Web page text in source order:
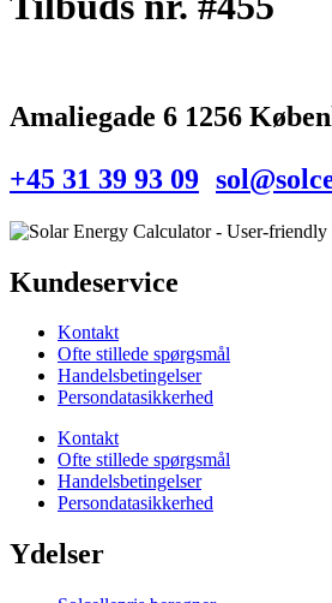
Amaliegade 6 1256
+45 31 39 93 09
Kundeservice
Kontakt
Ofte stillede spørgsmål
Handelsbetingelser
Persondatasikkerhed
Kontakt
Ofte stillede spørgsmål
Handelsbetingelser
Persondatasikkerhed
Ydelser